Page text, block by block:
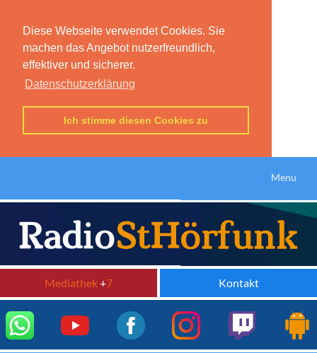
Diese Webseite verwendet Cookies. Sie
machen das Angebot nutzerfreundlich,
effektiver und sicherer.
Datenschutzerklärung
Ich stimme diesen Cookies zu
Menu
Mediathek+7 Kontakt